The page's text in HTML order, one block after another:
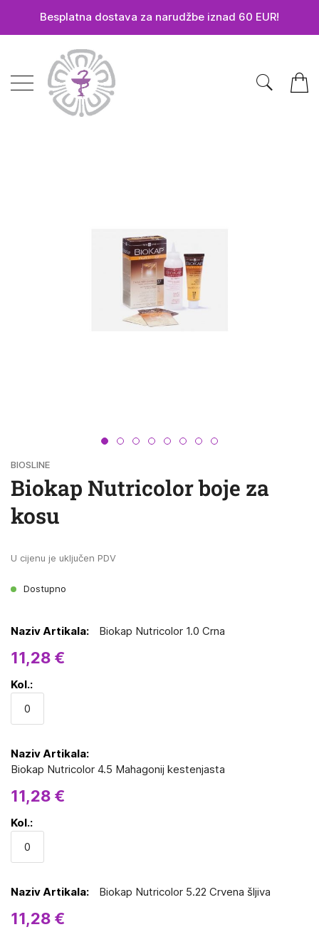
Besplatna dostava za narudžbe iznad 60 EUR!
sadržaj
Moja
BIOSLINE
Biokap Nutricolor boje za
kosu
U cijenu je uključen PDV
Dostupno
Artikli
Biokap Nutricolor 1.0 Crna
11,28 €
Biokap Nutricolor 4.5 Mahagonij kestenjasta
11,28 €
Biokap Nutricolor 5.22 Crvena šljiva
11,28 €
to
the
of
gallery